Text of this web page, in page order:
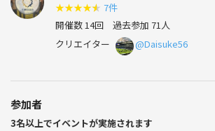
★★★★★ 7件
開催数 14回 過去参加 71人
クリエイター
@Daisuke56
参加者
3名以上でイベントが実施されます